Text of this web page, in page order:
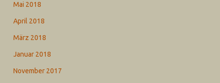
Mai 2018
April 2018
März 2018
Januar 2018
November 2017